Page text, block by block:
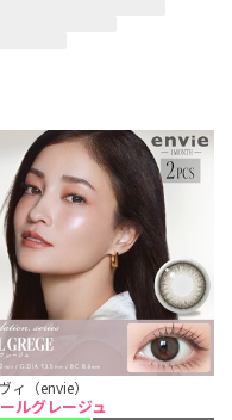
ィ（envie）
ルグレージュ